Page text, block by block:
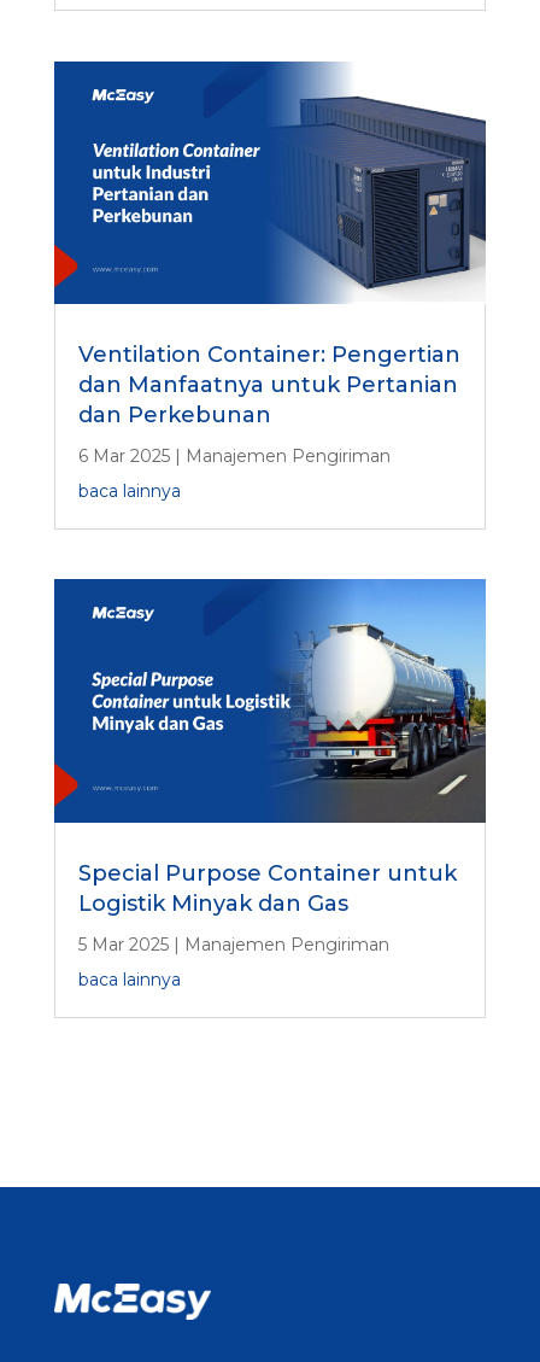
Ventilation Container: Pengertian
dan Manfaatnya untuk Pertanian
dan Perkebunan
6 Mar 2025| Manajemen Pengiriman
baca lainnya
Special Purpose Container untuk
Logistik Minyak dan Gas
5 Mar 2025| Manajemen Pengiriman
baca lainnya